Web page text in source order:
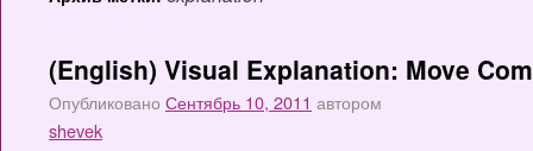
(English) Visual Explanation: Move
Опубликовано Сентябрь 10, 2011 автором
shevek